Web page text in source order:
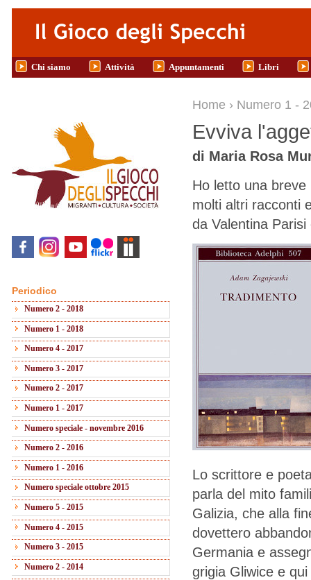
Salta al contenuto principale
Chi siamo Attività Appuntamenti Libri
Periodico
Numero 2 - 2018
Numero 1 - 2018
Numero 4 - 2017
Numero 3 - 2017
Numero 2 - 2017
Numero 1 - 2017
Numero speciale - novembre 2016
Numero 2 - 2016
Numero 1 - 2016
Numero speciale ottobre 2015
Numero 5 - 2015
Numero 4 - 2015
Numero 3 - 2015
Numero 2 - 2014
Tu sei qui
Home › Numero 1 -
Evviva
di Maria Rosa
Ho letto una
molti altri racconti
da Valentina
Lo scrittore e
parla del mito
Galizia, che alla
dovettero
Germania e
grigia Gliwice e